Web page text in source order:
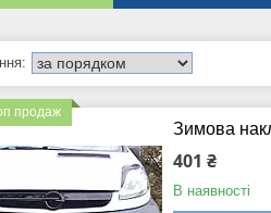
продаж
Зимова
401 ₴
В наявності